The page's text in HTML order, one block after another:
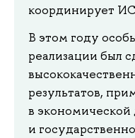
координирует
В этом году
реализации был
результатов,
в экономической
и